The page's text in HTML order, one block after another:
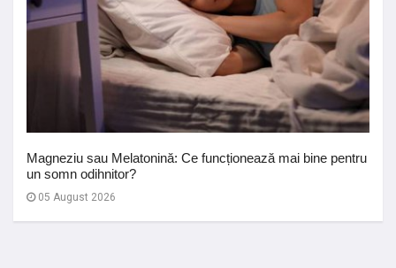
Magneziu sau Melatonină: Ce funcționează mai bine pentru
un somn odihnitor?
05 August 2026